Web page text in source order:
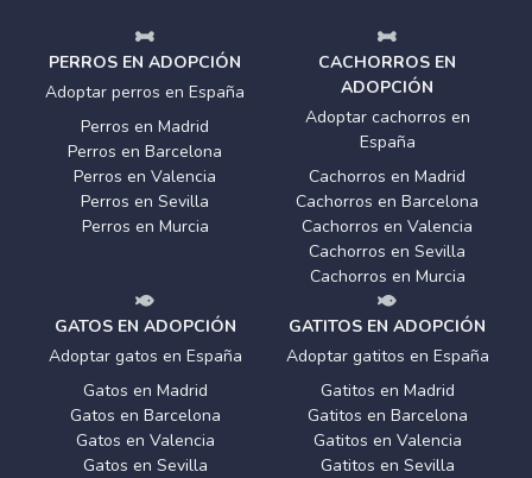
PERROS EN ADOPCIÓN
Adoptar perros en España
Perros en Madrid
Perros en Barcelona
Perros en Valencia
Perros en Sevilla
Perros en Murcia
CACHORROS EN
ADOPCIÓN
Adoptar cachorros en
España
Cachorros en Madrid
Cachorros en Barcelona
Cachorros en Valencia
Cachorros en Sevilla
Cachorros en Murcia
GATOS EN ADOPCIÓN
Adoptar gatos en España
Gatos en Madrid
Gatos en Barcelona
Gatos en Valencia
Gatos en Sevilla
GATITOS EN ADOPCIÓN
Adoptar gatitos en España
Gatitos en Madrid
Gatitos en Barcelona
Gatitos en Valencia
Gatitos en Sevilla